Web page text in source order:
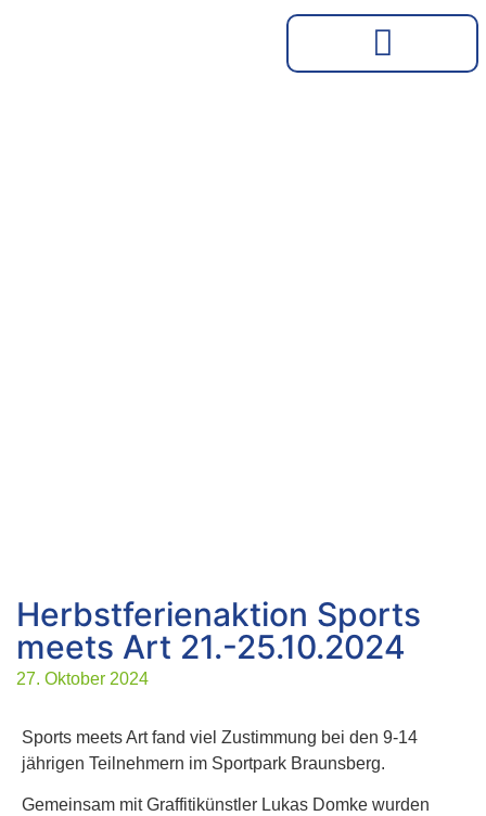
Herbstferienaktion Sports
meets Art 21.-25.10.2024
27. Oktober 2024
Sports meets Art fand viel Zustimmung bei den 9-14
jährigen Teilnehmern im Sportpark Braunsberg.
Gemeinsam mit Graffitikünstler Lukas Domke wurden